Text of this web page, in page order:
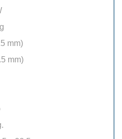
mm)
mm)